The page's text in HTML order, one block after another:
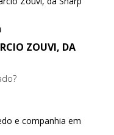
ZOUVI, DA